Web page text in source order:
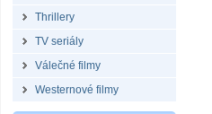
Thrillery
TV seriály
Válečné filmy
Westernové filmy